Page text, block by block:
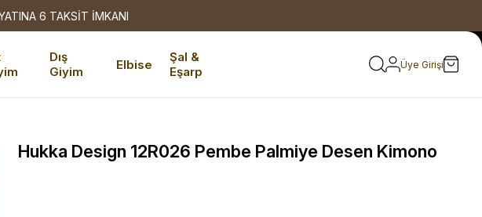
6 TAKSİT İMKANI
Dış
Giyim
Elbise
Şal &
Eşarp
Üye Girişi
Hukka Design 12R026 Pembe Palmiye Desen Kimono